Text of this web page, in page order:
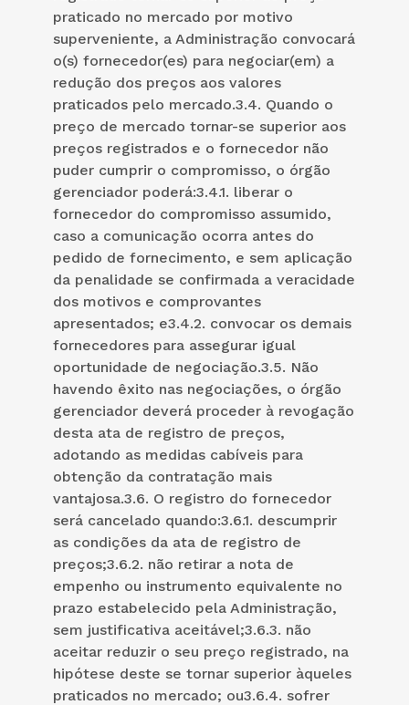
praticado no mercado por motivo
superveniente, a Administração convocará
o(s) fornecedor(es) para negociar(em) a
redução dos preços aos valores
praticados pelo mercado.3.4. Quando o
preço de mercado tornar-se superior aos
preços registrados e o fornecedor não
puder cumprir o compromisso, o órgão
gerenciador poderá:3.4.1. liberar o
fornecedor do compromisso assumido,
caso a comunicação ocorra antes do
pedido de fornecimento, e sem aplicação
da penalidade se confirmada a veracidade
dos motivos e comprovantes
apresentados; e3.4.2. convocar os demais
fornecedores para assegurar igual
oportunidade de negociação.3.5. Não
havendo êxito nas negociações, o órgão
gerenciador deverá proceder à revogação
desta ata de registro de preços,
adotando as medidas cabíveis para
obtenção da contratação mais
vantajosa.3.6. O registro do fornecedor
será cancelado quando:3.6.1. descumprir
as condições da ata de registro de
preços;3.6.2. não retirar a nota de
empenho ou instrumento equivalente no
prazo estabelecido pela Administração,
sem justificativa aceitável;3.6.3. não
aceitar reduzir o seu preço registrado, na
hipótese deste se tornar superior àqueles
praticados no mercado; ou3.6.4. sofrer